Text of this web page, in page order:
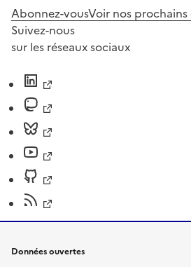
Abonnez-vousVoir nos
Suivez-nous
sur les réseaux sociaux
Données ouvertes